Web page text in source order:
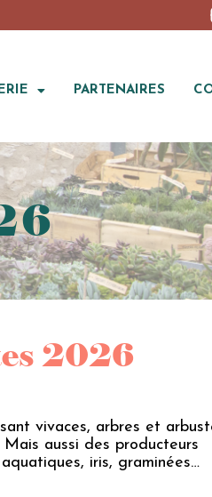
PARTENAIRES
2026
vivaces, arbres et
aussi des producteurs
iris, graminées…